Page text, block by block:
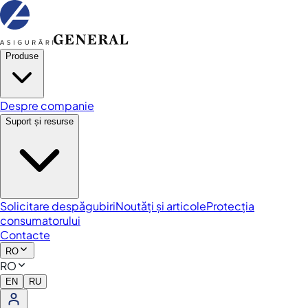
Produse
Despre companie
Suport și resurse
Solicitare despăgubiriNoutăți și articoleProtecția
consumatorului
Contacte
RO
RO
EN RU